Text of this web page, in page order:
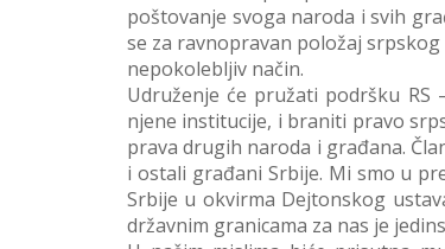
poštovanje svoga naroda i svih
se za ravnopravan položaj
nepokolebljiv način.
Udruženje će pružati podršku
njene institucije, i braniti pravo
prava drugih naroda i građana.
i ostali građani Srbije. Mi smo u
Srbije u okvirma Dejtonskog
državnim granicama za nas je